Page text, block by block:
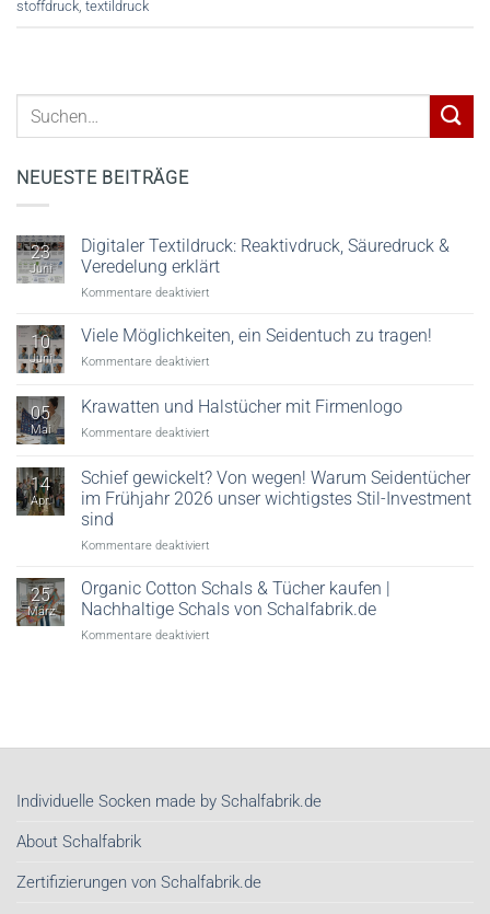
stoffdruck, textildruck
NEUESTE BEITRÄGE
23
Juni
Digitaler Textildruck: Reaktivdruck, Säuredruck &
Veredelung erklärt
Kommentare deaktiviert
Textildruck:
Reaktivdruck,
Veredelung
10
Juni
Viele Möglichkeiten, ein Seidentuch zu tragen!
Kommentare deaktiviert
Möglichkeiten,
ein
tragen!
05
Mai
Krawatten und Halstücher mit Firmenlogo
Kommentare deaktiviert
und
Halstücher
mit
14
Apr.
Schief gewickelt? Von wegen! Warum Seidentücher
im Frühjahr 2026 unser wichtigstes Stil-Investment
sind
Kommentare deaktiviert
gewickelt?
Von
wegen!
wichtigstes
sind
25
März
Organic Cotton Schals & Tücher kaufen |
Nachhaltige Schals von Schalfabrik.de
Kommentare deaktiviert
kaufen
Schals
Individuelle Socken made by Schalfabrik.de
About Schalfabrik
Zertifizierungen von Schalfabrik.de